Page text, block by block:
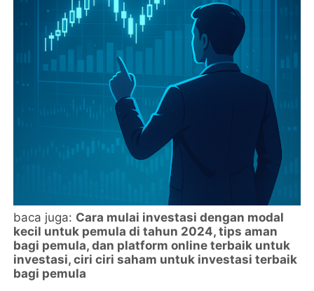
baca juga: Cara mulai investasi dengan modal
kecil untuk pemula di tahun 2024, tips aman
bagi pemula, dan platform online terbaik untuk
investasi, ciri ciri saham untuk investasi terbaik
bagi pemula